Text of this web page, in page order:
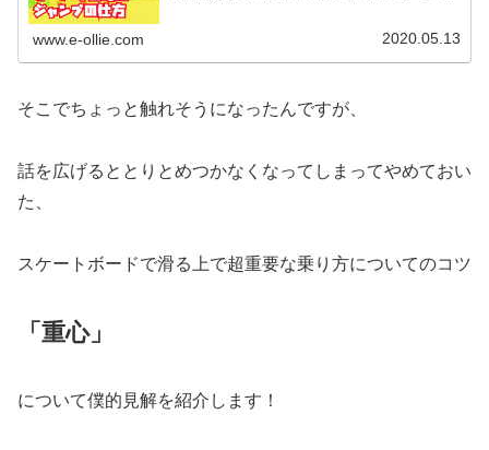
www.e-ollie.com 2020.05.13
そこでちょっと触れそうになったんですが、
話を広げるととりとめつかなくなってしまってやめておい
た、
スケートボードで滑る上で超重要な乗り方についてのコツ
「重心」
について僕的見解を紹介します！